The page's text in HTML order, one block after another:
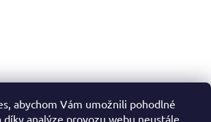
abychom Vám umožnili pohodlné
analýze provozu webu neustále